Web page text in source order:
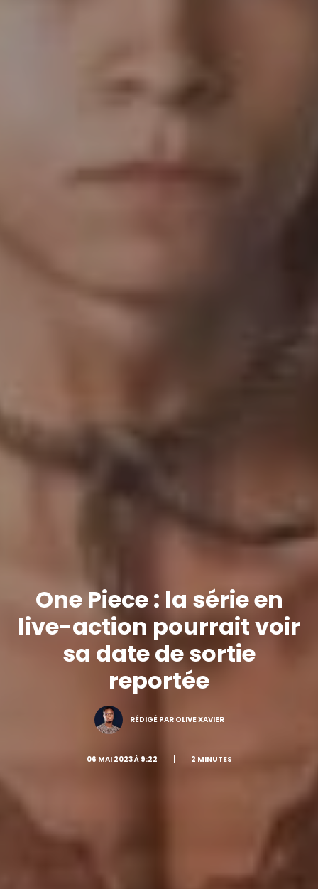
One Piece : la série en
live-action pourrait voir
sa date de sortie
reportée
RÉDIGÉ PAR OLIVE XAVIER
06 MAI 2023 À 9:22 2 MINUTES